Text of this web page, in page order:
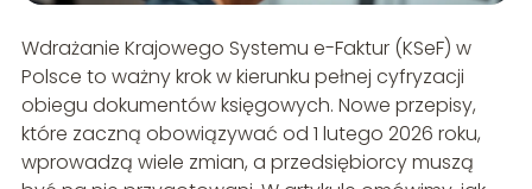
Wdrażanie Krajowego Systemu e-Faktur (KSeF) w
Polsce to ważny krok w kierunku pełnej cyfryzacji
obiegu dokumentów księgowych. Nowe przepisy,
które zaczną obowiązywać od 1 lutego 2026 roku,
wprowadzą wiele zmian, a przedsiębiorcy muszą